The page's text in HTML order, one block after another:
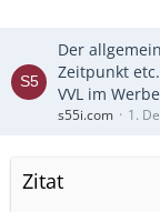
Der
Zeitpunkt
VVL im
s55i.com 1.
Zitat